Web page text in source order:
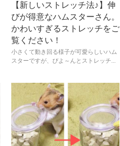
【新しいストレッチ法♪】伸
びが得意なハムスターさん。
かわいすぎるストレッチをご
覧ください！
小さくて動き回る様子が可愛らしいハム
スターですが、びよ～んとストレッチ...